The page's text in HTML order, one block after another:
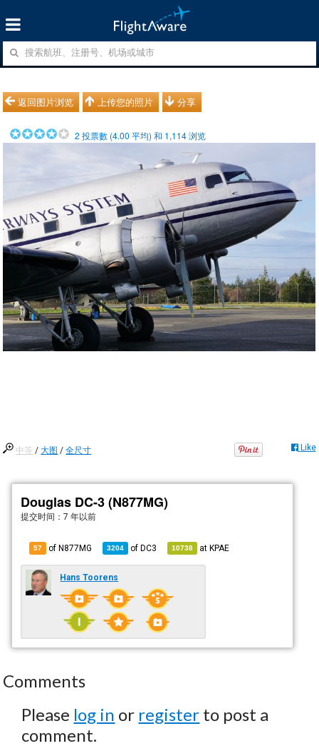
返回图片浏览 上传您的照片 分享
2 投票數 (4.00 平均) 和 1,114浏览
中等 /大图 /全尺寸 Like
Douglas DC-3 (N877MG)
提交时间：7 年以前
57 of N877MG 3204 ofDC3 10738 atKPAE
Hans Toorens
Comments
Please log in or register to post a
comment.